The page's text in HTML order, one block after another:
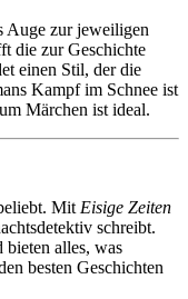
Auge zur jeweiligen
die zur Geschichte
einen Stil, der die
Kampf im Schnee ist
Märchen ist ideal.
Mit Eisige Zeiten
schreibt.
bieten alles, was
besten Geschichten